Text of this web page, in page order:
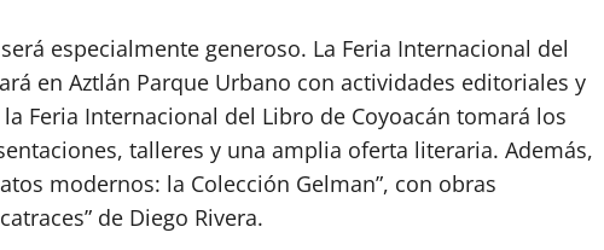
especialmente generoso. La Feria Internacional del
en Aztlán Parque Urbano con actividades editoriales y
Feria Internacional del Libro de Coyoacán tomará los
talleres y una amplia oferta literaria. Además,
modernos: la Colección Gelman”, con obras
de Diego Rivera.